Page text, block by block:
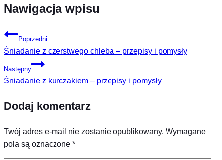
Nawigacja wpisu
Poprzedni
Śniadanie z czerstwego chleba – przepisy i pomysły
Następny
Śniadanie z kurczakiem – przepisy i pomysły
Dodaj komentarz
Twój adres e-mail nie zostanie opublikowany. Wymagane
pola są oznaczone *